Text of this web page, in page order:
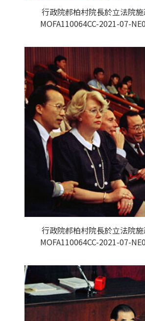
行政院郝柏村院長於立法院
MOFA110064CC-2021-07-
行政院郝柏村院長於立法院
MOFA110064CC-2021-07-